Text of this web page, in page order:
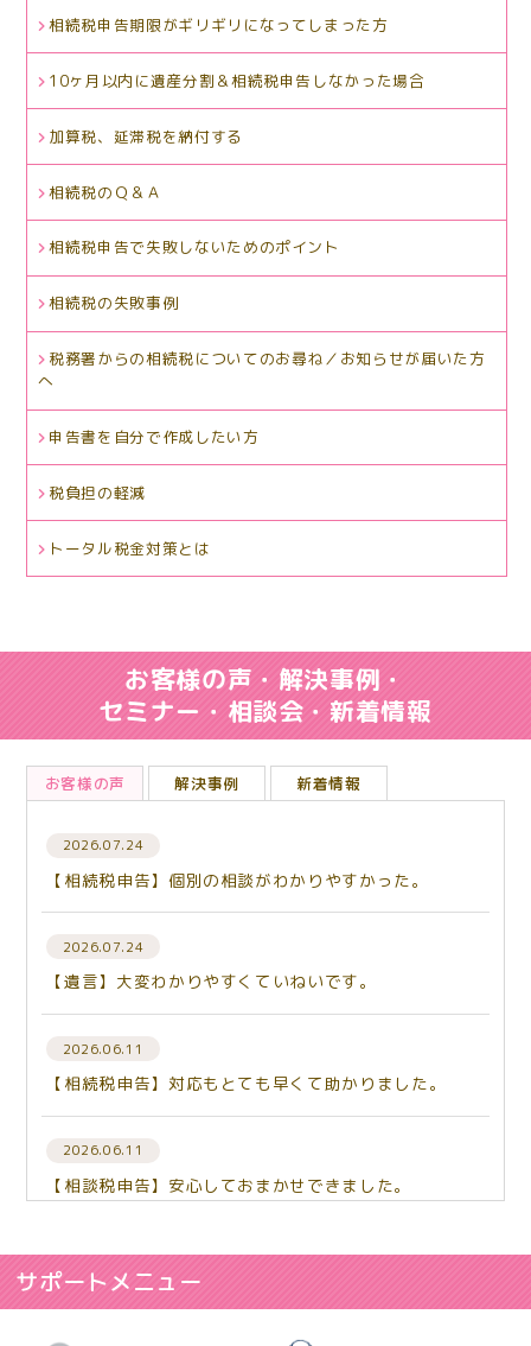
相続税申告期限がギリギリになってしまった方
10ヶ月以内に遺産分割＆相続税申告しなかった場合
加算税、延滞税を納付する
相続税のＱ＆Ａ
相続税申告で失敗しないためのポイント
相続税の失敗事例
税務署からの相続税についてのお尋ね／お知らせが届いた方
へ
申告書を自分で作成したい方
税負担の軽減
トータル税金対策とは
お客様の声・解決事例・
セミナー・相談会・新着情報
お客様の声 解決事例 新着情報
2026.07.24
【相続税申告】個別の相談がわかりやすかった。
2026.07.24
【遺言】大変わかりやすくていねいです。
2026.06.11
【相続税申告】対応もとても早くて助かりました。
2026.06.11
【相談税申告】安心しておまかせできました。
2026.06.03 【相続税申告】相談して良かった。
サポートメニュー